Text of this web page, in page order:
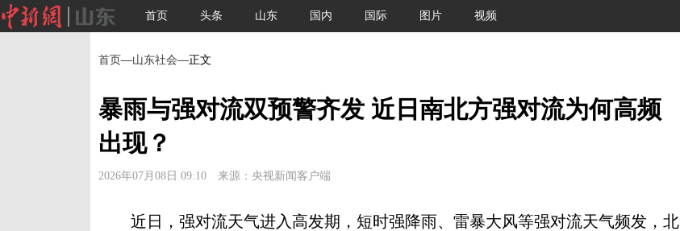
首页 头条 山东 国内 国际 图片 视频
首页—山东社会—正文
暴雨与强对流双预警齐发 近日南北方强对流为何高频
出现？
2026年07月08日 09:10 来源：央视新闻客户端
近日，强对流天气进入高发期，短时强降雨、雷暴大风等强对流天气频发，北